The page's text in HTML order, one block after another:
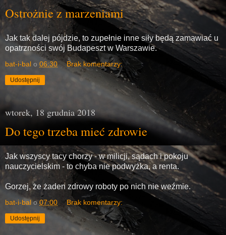
Ostrożnie z marzeniami
Jak tak dalej pójdzie, to zupełnie inne siły będą zamawiać u
opatrzności swój Budapeszt w Warszawie.
bat-i-bal o 06:30 Brak komentarzy:
Udostępnij
wtorek, 18 grudnia 2018
Do tego trzeba mieć zdrowie
Jak wszyscy tacy chorzy - w milicji, sądach i pokoju
nauczycielskim - to chyba nie podwyżka, a renta.
Gorzej, że żaden zdrowy roboty po nich nie weźmie.
bat-i-bal o07:00 Brak komentarzy:
Udostępnij